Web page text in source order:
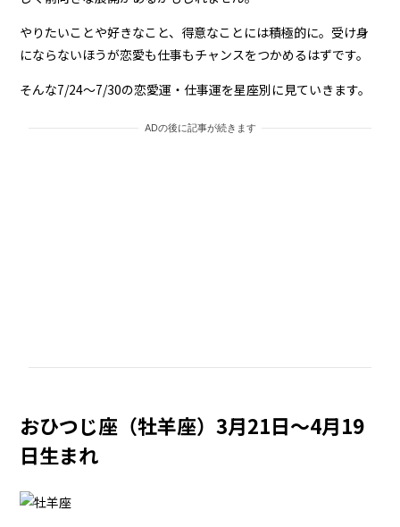
やりたいことや好きなこと、得意なことには積極的に。受け身
にならないほうが恋愛も仕事もチャンスをつかめるはずです。
そんな7/24～7/30の恋愛運・仕事運を星座別に見ていきます。
ADの後に記事が続きます
おひつじ座（牡羊座）3月21日～4月19
日生まれ